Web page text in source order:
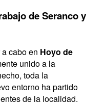
de Seranco y
cabo en Hoyo de
unido a la
toda la
entorno ha partido
de la localidad.